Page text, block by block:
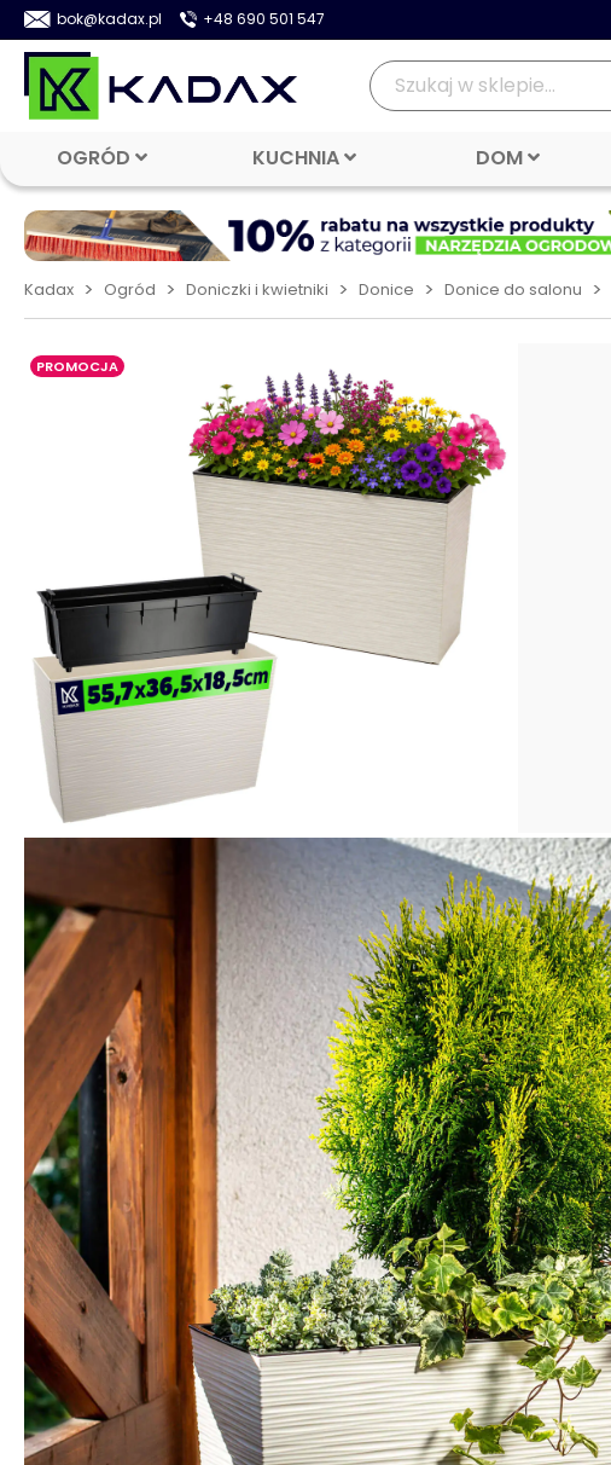
bok@kadax.pl +48 690 501 547
OGRÓD KUCHNIA DOM
Kadax > Ogród > Doniczki i kwietniki > Donice > Donice do salonu >
PROMOCJA